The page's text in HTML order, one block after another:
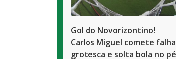
Gol do Novorizontino!
Carlos Miguel comete falha
grotesca e solta bola no pé